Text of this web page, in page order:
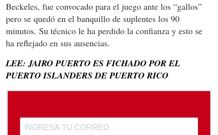
Beckeles, fue convocado para el juego ante los “gallos”
pero se quedó en el banquillo de suplentes los 90
minutos. Su técnico le ha perdido la confianza y esto se
ha reflejado en sus ausencias.
LEE: JAIRO PUERTO ES FICHADO POR EL
PUERTO ISLANDERS DE PUERTO RICO